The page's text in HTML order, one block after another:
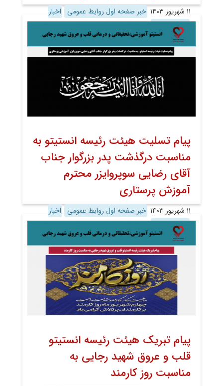
۱۱ شهریور ۱۴۰۳ خبر صفحه اول روابط عمومی اخبار
اخبار تصویری
پیام تسلیت هیئت رئیسه انستیتو به
مناسبت درگذشت پدر بزرگوار جناب
آقای رضایی سوپروایزر محترم
آموزش پرستاری
۱۱ شهریور ۱۴۰۳ خبر صفحه اول روابط عمومی اخبار
اخبار تصویری
پیام تبریک هیئت رئیسه انستیتو
قلب و عروق شهید رجایی به
مناسبت روز کارمند